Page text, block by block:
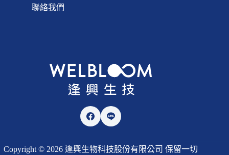
聯絡我們
Copyright © 2026 逢興生物科技股份有限公司 保留一切